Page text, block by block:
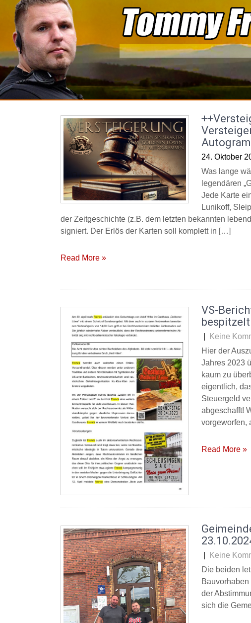
content
24. Oktober
Was lange
legendären
Jede Karte
Lunikoff,
der Zeitgeschichte (z.B. dem letzten bekannten
signiert. Der Erlös der Karten soll komplett in […]
Read More »
VS-
Keine
Hier der
Jahres 2023
kaum zu
eigentlich,
Steuergeld
abgeschafft!
vorgeworfen,
Read More »
Keine
Die beiden
der
sich die